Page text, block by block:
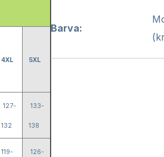
4XL 5XL
127-
132
133-
138
119- 126-
Barva: